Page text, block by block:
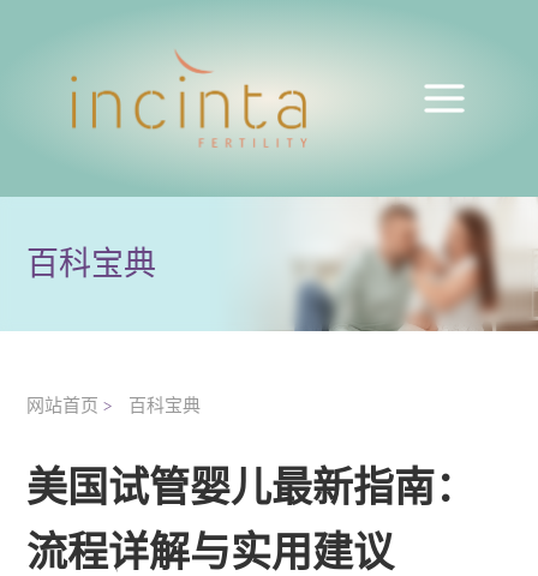
百科宝典
网站首页 > 百科宝典
美国试管婴儿最新指南：
流程详解与实用建议